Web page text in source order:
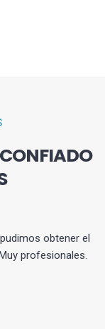
obtener el
profesionales.